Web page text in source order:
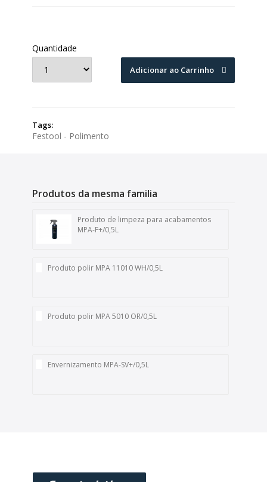
Quantidade
Adicionar ao Carrinho
Tags:
Festool - Polimento
Produtos da mesma familia
Produto de limpeza para acabamentos
MPA-F+/0,5L
Produto polir MPA 11010 WH/0,5L
Produto polir MPA 5010 OR/0,5L
Envernizamento MPA-SV+/0,5L